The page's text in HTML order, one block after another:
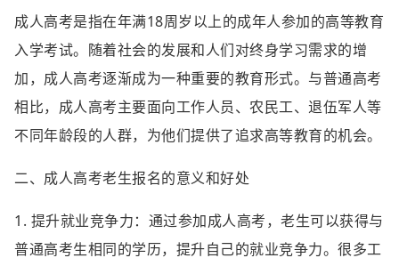
成人高考是指在年满18周岁以上的成年人参加的高等教育
入学考试。随着社会的发展和人们对终身学习需求的增
加，成人高考逐渐成为一种重要的教育形式。与普通高考
相比，成人高考主要面向工作人员、农民工、退伍军人等
不同年龄段的人群，为他们提供了追求高等教育的机会。
二、成人高考老生报名的意义和好处
1. 提升就业竞争力：通过参加成人高考，老生可以获得与
普通高考生相同的学历，提升自己的就业竞争力。很多工